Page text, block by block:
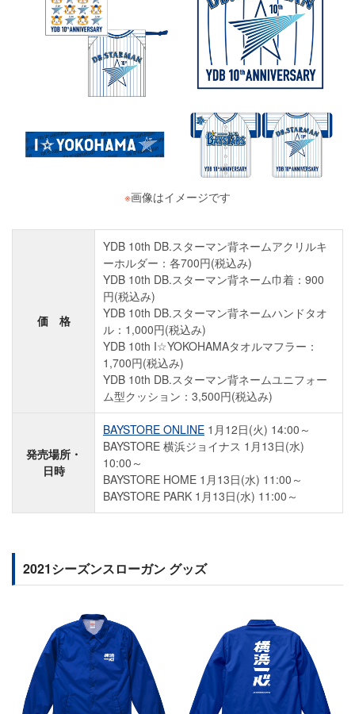
※画像はイメージです
価 格
YDB 10th DB.スターマン背ネームアクリルキ
ーホルダー：各700円(税込み)
YDB 10th DB.スターマン背ネーム巾着：900
円(税込み)
YDB 10th DB.スターマン背ネームハンドタオ
ル：1,000円(税込み)
YDB 10th I☆YOKOHAMAタオルマフラー：
1,700円(税込み)
YDB 10th DB.スターマン背ネームユニフォー
ム型クッション：3,500円(税込み)
発売場所・
日時
BAYSTORE ONLINE 1月12日(火) 14:00～
BAYSTORE 横浜ジョイナス 1月13日(水)
10:00～
BAYSTORE HOME 1月13日(水) 11:00～
BAYSTORE PARK 1月13日(水) 11:00～
2021シーズンスローガン グッズ